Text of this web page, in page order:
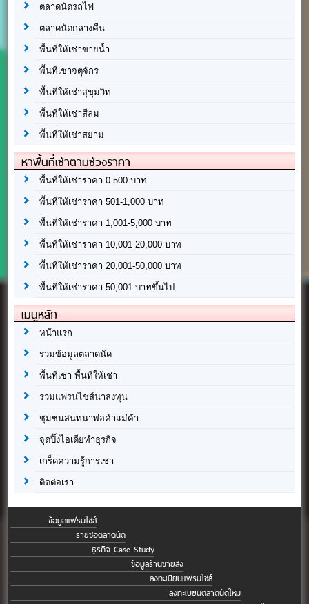
ตลาดนัดรถไฟ
ตลาดนัดกลางคืน
พื้นที่ให้เช่าขายน้ำ
พื้นที่เช่าจตุจักร
พื้นที่ให้เช่าสุขุมวิท
พื้นที่ให้เช่าสีลม
พื้นที่ให้เช่าสยาม
หาพื้นที่เช่าตามช่วงราคา
พื้นที่ให้เช่าราคา 0-500 บาท
พื้นที่ให้เช่าราคา 501-1,000 บาท
พื้นที่ให้เช่าราคา 1,001-5,000 บาท
พื้นที่ให้เช่าราคา 10,001-20,000 บาท
พื้นที่ให้เช่าราคา 20,001-50,000 บาท
พื้นที่ให้เช่าราคา 50,001 บาทขึ้นไป
เมนูหลัก
หน้าแรก
รวมข้อมูลตลาดนัด
พื้นที่เช่า พื้นที่ให้เช่า
รวมแฟรนไชส์น่าลงทุน
ชุมชนสนทนาพ่อค้าแม่ค้า
จุดปิ๊งไอเดียทำธุรกิจ
เกร็ดความรู้การเช่า
ติดต่อเรา
ข้อมูลแฟรนไชส์
รายชื่อตลาดนัด
ธุรกิจ Case Study
ข้อมูลร้านขายส่ง
ลงทะเบียนแฟรนไชส์
ลงทะเบียนตลาดนัดใหม่